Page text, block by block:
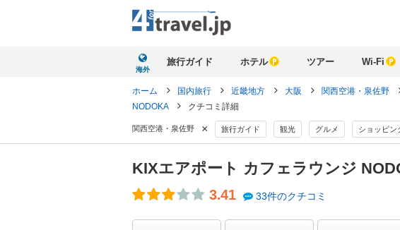
海外
旅行ガイド ホテル ツアー Wi-Fi
ホーム 国内旅行 近畿地方 大阪 関西空港・泉佐野
NODOKA
クチコミ詳細
関西空港・泉佐野 × 旅行ガイド 観光 グルメ ショッピン
KIXエアポート カフェラウンジ
3.41 33件のクチコミ